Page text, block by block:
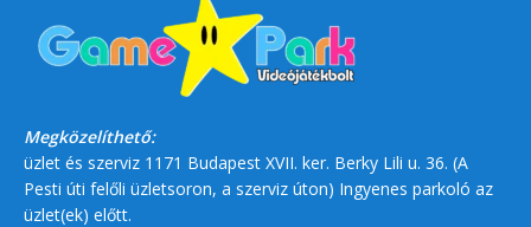
Megközelíthető:
üzlet és szerviz 1171 Budapest XVII. ker. Berky Lili u. 36. (A
Pesti úti felőli üzletsoron, a szerviz úton) Ingyenes parkoló az
üzlet(ek) előtt.